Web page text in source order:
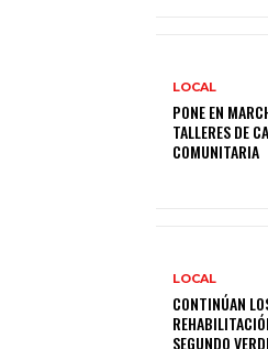
LOCAL
PONE EN
TALLERES DE
COMUNITARIA
LOCAL
CONTINÚAN
SEGUNDO